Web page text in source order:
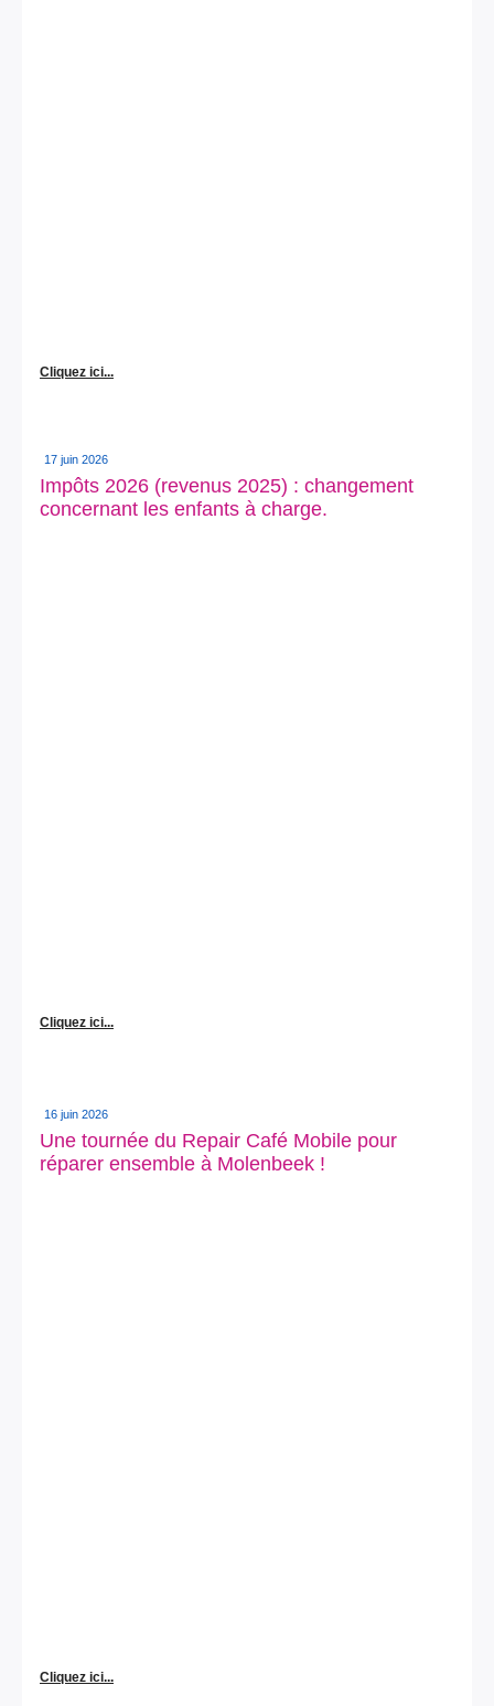
Cliquez ici...
17 juin 2026
Impôts 2026 (revenus 2025) : changement
concernant les enfants à charge.
Cliquez ici...
16 juin 2026
Une tournée du Repair Café Mobile pour
réparer ensemble à Molenbeek !
Cliquez ici...